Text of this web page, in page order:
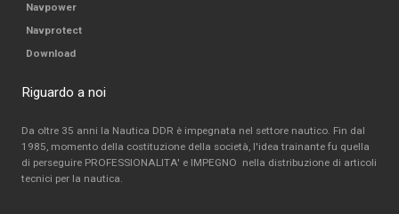
Navpower
Navprotect
Download
Riguardo a noi
Da oltre 35 anni la Nautica DDR è impegnata nel settore nautico. Fin dal
1985, momento della costituzione della società, l'idea trainante fu quella
di perseguire PROFESSIONALITA' e IMPEGNO nella distribuzione di articoli
tecnici per la nautica.